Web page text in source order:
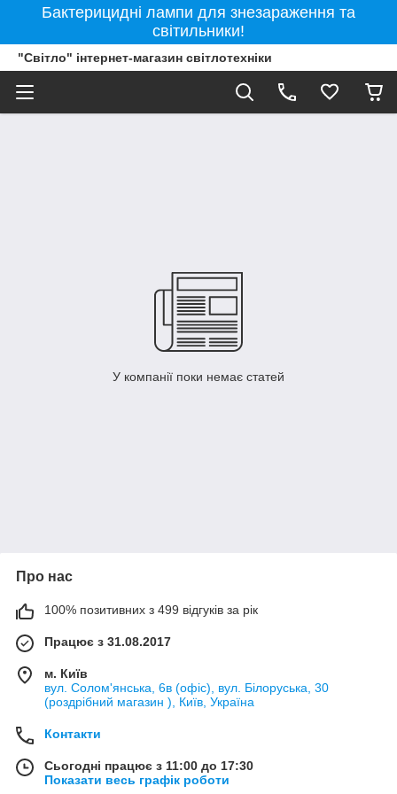
Бактерицидні лампи для знезараження та
світильники!
"Світло" інтернет-магазин світлотехніки
У компанії поки немає статей
Про нас
100% позитивних з 499 відгуків за рік
Працює з 31.08.2017
м. Київ
вул. Солом'янська, 6в (офіс), вул. Білоруська, 30
(роздрібний магазин ), Київ, Україна
Контакти
Сьогодні працює з 11:00 до 17:30
Показати весь графік роботи